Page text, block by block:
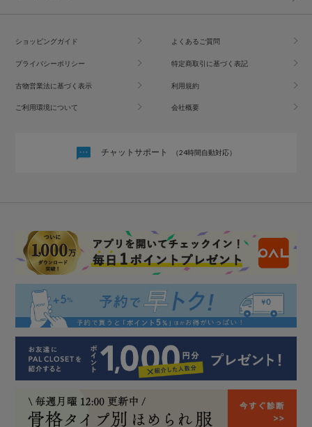
ショッピングガイド よくあるご質問
プライバシーポリシー 特定商取引に基づく表記
古物営業法に基づく表示 利用規約
ご利用環境について 会社概要
チャットサポート （24時間自動対応）